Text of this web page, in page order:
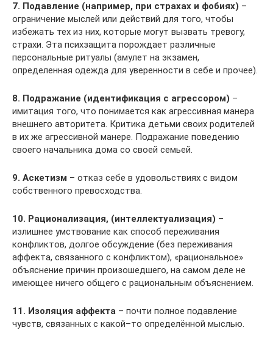
7. Подавление (например, при страхах и фобиях) –
ограничение мыслей или действий для того, чтобы
избежать тех из них, которые могут вызвать тревогу,
страхи. Эта психзащита порождает различные
персональные ритуалы (амулет на экзамен,
определенная одежда для уверенности в себе и прочее).
8. Подражание (идентификация с агрессором) –
имитация того, что понимается как агрессивная манера
внешнего авторитета. Критика детьми своих родителей
в их же агрессивной манере. Подражание поведению
своего начальника дома со своей семьей.
9. Аскетизм – отказ себе в удовольствиях с видом
собственного превосходства.
10. Рационализация, (интеллектуализация) –
излишнее умствование как способ переживания
конфликтов, долгое обсуждение (без переживания
аффекта, связанного с конфликтом), «рациональное»
объяснение причин произошедшего, на самом деле не
имеющее ничего общего с рациональным объяснением.
11. Изоляция аффекта – почти полное подавление
чувств, связанных с какой–то определённой мыслью.